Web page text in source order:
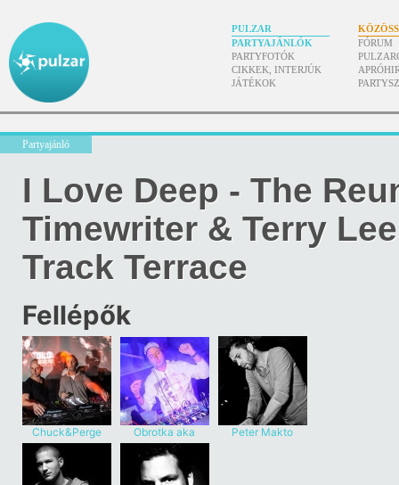
PULZAR
PARTYAJÁNLÓK
PARTYFOTÓK
CIKKEK, INTERJÚK
JÁTÉKOK
FÓRUM
Partyajánló
I Love Deep - The
Timewriter & Terry
Track Terrace
Fellépők
Chuck&Perge
Obrotka aka
Goodspeed
Peter Makto